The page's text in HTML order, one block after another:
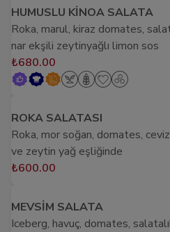
HUMUSLU KİNOA SALATA
Roka, marul, kiraz domates,
nar ekşili zeytinyağlı limon sos
₺680.00
ROKA SALATASI
Roka, mor soğan, domates,
ve zeytin yağ eşliğinde
₺600.00
MEVSİM SALATA
Iceberg, havuç, domates,